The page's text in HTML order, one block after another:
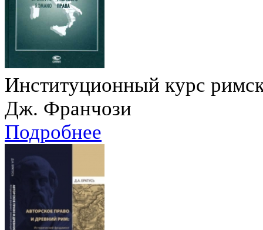
Институционный курс
Дж. Франчози
Подробнее